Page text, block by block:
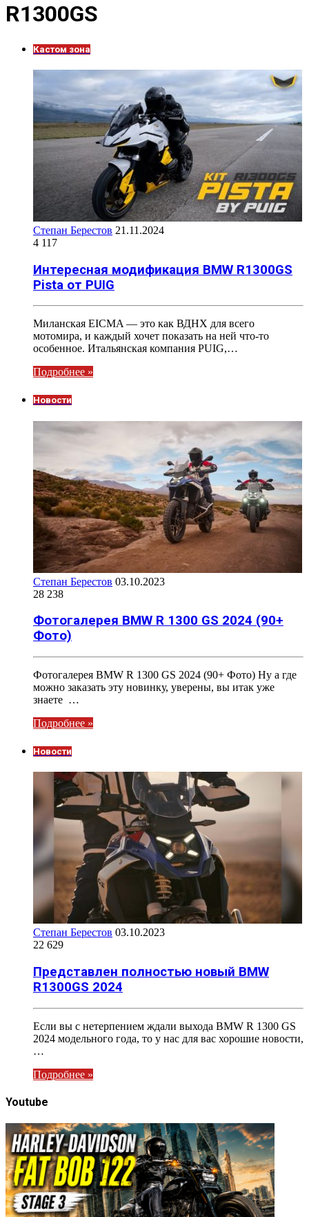
R1300GS
Кастом зона
Степан Берестов 21.11.2024
4 117
Интересная модификация BMW R1300GS
Pista от PUIG
Миланская EICMA — это как ВДНХ для всего
мотомира, и каждый хочет показать на ней что-то
особенное. Итальянская компания PUIG,…
Подробнее »
Новости
Степан Берестов 03.10.2023
28 238
Фотогалерея BMW R 1300 GS 2024 (90+
Фото)
Фотогалерея BMW R 1300 GS 2024 (90+ Фото) Ну а где
можно заказать эту новинку, уверены, вы итак уже
знаете …
Подробнее »
Новости
Степан Берестов 03.10.2023
22 629
Представлен полностью новый BMW
R1300GS 2024
Если вы с нетерпением ждали выхода BMW R 1300 GS
2024 модельного года, то у нас для вас хорошие новости,
…
Подробнее »
Youtube